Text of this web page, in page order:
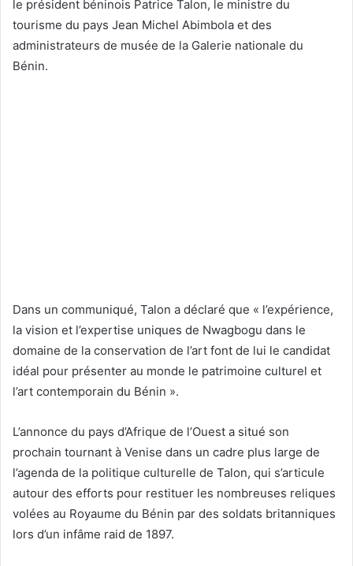
le président béninois Patrice Talon, le ministre du
tourisme du pays Jean Michel Abimbola et des
administrateurs de musée de la Galerie nationale du
Bénin.
Dans un communiqué, Talon a déclaré que « l’expérience,
la vision et l’expertise uniques de Nwagbogu dans le
domaine de la conservation de l’art font de lui le candidat
idéal pour présenter au monde le patrimoine culturel et
l’art contemporain du Bénin ».
L’annonce du pays d’Afrique de l’Ouest a situé son
prochain tournant à Venise dans un cadre plus large de
l’agenda de la politique culturelle de Talon, qui s’articule
autour des efforts pour restituer les nombreuses reliques
volées au Royaume du Bénin par des soldats britanniques
lors d’un infâme raid de 1897.